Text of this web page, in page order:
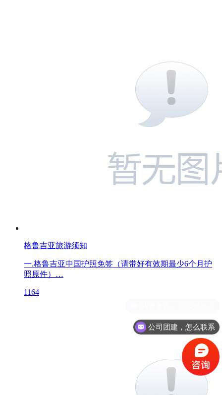
格鲁吉亚旅游须知
一.格鲁吉亚中国护照免签（请带好有效期最少6个月护
照原件）​…
1164
公司团建，怎么联系